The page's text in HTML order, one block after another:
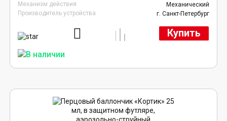
Механизм действия
Механический
Производитель устройства
г. Санкт-Петербург
Купить